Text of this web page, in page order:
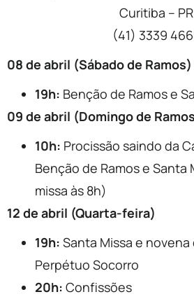
Curitiba – PR
(41) 3339
08 de abril (Sábado de Ramos)
19h: Benção de Ramos e
09 de abril (Domingo de
10h: Procissão saindo da
Benção de Ramos e Santa
missa às 8h)
12 de abril (Quarta-feira)
19h: Santa Missa e
Perpétuo Socorro
20h: Confissões